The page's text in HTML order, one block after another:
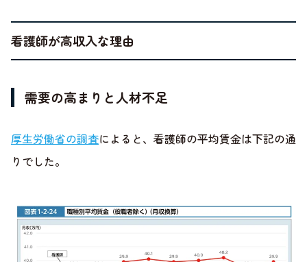
看護師が高収入な理由
需要の高まりと人材不足
厚生労働省の調査によると、看護師の平均賃金は下記の通
りでした。